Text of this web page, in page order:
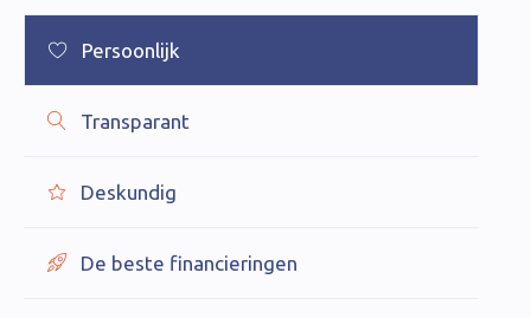
Persoonlijk
Transparant
Deskundig
De beste financieringen